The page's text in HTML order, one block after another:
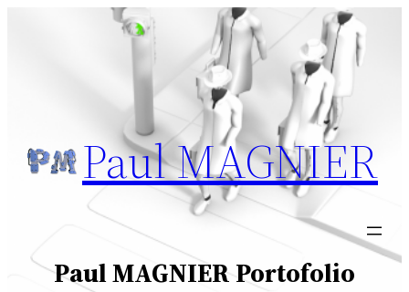
Paul MAGNIER
Paul MAGNIER Portofolio